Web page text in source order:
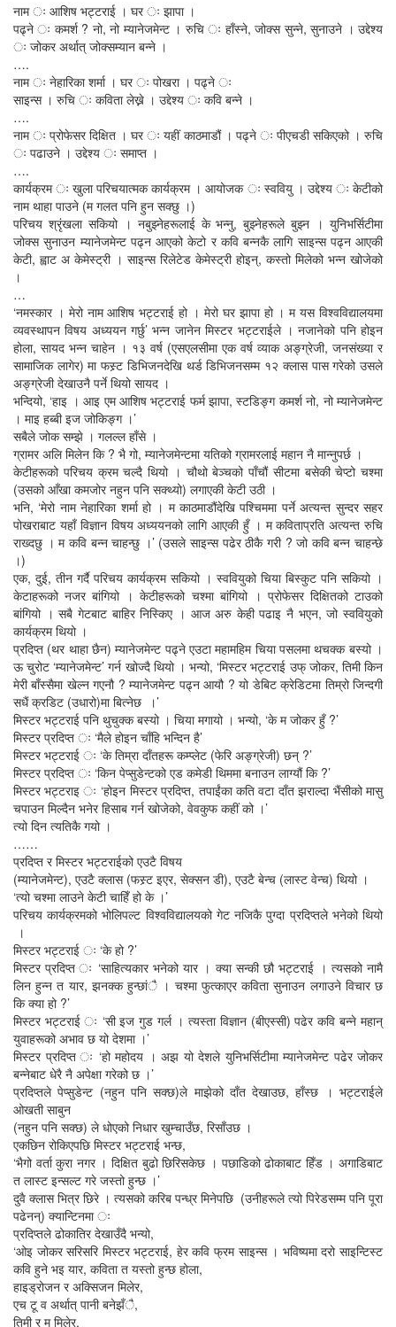
नाम ः आशिष भट्टराई । घर ः झापा ।
पढ्ने ः कमर्श ? नो, नो म्यानेजमेन्ट । रुचि ः हाँस्ने, जोक्स सुन्ने, सुनाउने । उद्देश्य
ः जोकर अर्थात् जोक्सम्यान बन्ने ।
….
नाम ः नेहारिका शर्मा । घर ः पोखरा । पढ्ने ः
साइन्स । रुचि ः कविता लेख्ने । उद्देश्य ः कवि बन्ने ।
….
नाम ः प्रोफेसर दिक्षित । घर ः यहीं काठमाडौं । पढ्ने ः पीएचडी सकिएको । रुचि
ः पढाउने । उद्देश्य ः समाप्त ।
….
कार्यक्रम ः खुला परिचयात्मक कार्यक्रम । आयोजक ः स्ववियु । उद्देश्य ः केटीको
नाम थाहा पाउने (म गलत पनि हुन सक्छु ।)
परिचय श्रृंखला सकियो । नबुझ्नेहरूलाई के भन्नु, बुझ्नेहरूले बुझ्न । युनिभर्सिटीमा
जोक्स सुनाउन म्यानेजमेन्ट पढ्न आएको केटो र कवि बन्नकै लागि साइन्स पढ्न आएकी
केटी, ह्वाट अ केमेस्ट्री । साइन्स रिलेटेड केमेस्ट्री होइन्, कस्तो मिलेको भन्न खोजेको
।
…
‘नमस्कार । मेरो नाम आशिष भट्टराई हो । मेरो घर झापा हो । म यस विश्वविद्यालयमा
व्यवस्थापन विषय अध्ययन गर्छु’ भन्न जानेन मिस्टर भट्टराईले । नजानेको पनि होइन
होला, सायद भन्न चाहेन । १३ वर्ष (एसएलसीमा एक वर्ष व्याक अङ्ग्रेजी, जनसंख्या र
सामाजिक लागेर) मा फस्र्ट डिभिजनदेखि थर्ड डिभिजनसम्म १२ क्लास पास गरेको उसले
अङ्ग्रेजी देखाउनै पर्ने थियो सायद ।
भन्दियो, ‘हाइ । आइ एम आशिष भट्टराई फर्म झापा, स्टडिङ्ग कमर्श नो, नो म्यानेजमेन्ट
। माइ हब्बी इज जोकिङ्ग ।’
सबैले जोक सम्झे । गलल्ल हाँसे ।
ग्रामर अलि मिलेन कि ? भै गो, म्यानेजमेन्टमा यतिको ग्रामरलाई महान नै मान्नुपर्छ ।
केटीहरूको परिचय क्रम चल्दै थियो । चौथो बेञ्चको पाँचौं सीटमा बसेकी चेप्टो चश्मा
(उसको आँखा कमजोर नहुन पनि सक्थ्यो) लगाएकी केटी उठी ।
भनि, ‘मेरो नाम नेहारिका शर्मा हो । म काठमाडौंदेखि पश्चिममा पर्ने अत्यन्त सुन्दर सहर
पोखराबाट यहाँ विज्ञान विषय अध्ययनको लागि आएकी हुँ । म कविताप्रति अत्यन्त रुचि
राख्दछु । म कवि बन्न चाहन्छु ।’ (उसले साइन्स पढेर ठीकै गरी ? जो कवि बन्न चाहन्छे
।)
एक, दुई, तीन गर्दै परिचय कार्यक्रम सकियो । स्ववियुको चिया बिस्कुट पनि सकियो ।
केटाहरूको नजर बांगियो । केटीहरूको चश्मा बांगियो । प्रोफेसर दिक्षितको टाउको
बांगियो । सबै गेटबाट बाहिर निस्किए । आज अरु केही पढाइ नै भएन, जो स्ववियुको
कार्यक्रम थियो ।
प्रदिप्त (थर थाहा छैन) म्यानेजमेन्ट पढ्ने एउटा महामहिम चिया पसलमा थचक्क बस्यो ।
ऊ चुरोट ‘म्यानेजमेन्ट’ गर्न खोज्दै थियो । भन्यो, ‘मिस्टर भट्टराई उफ् जोकर, तिमी किन
मेरी बाँस्सैमा खेल्न गएनौ ? म्यानेजमेन्ट पढ्न आयौ ? यो डेबिट क्रेडिटमा तिम्रो जिन्दगी
सधैं क्रडिट (उधारो)मा बित्नेछ ।’
मिस्टर भट्टराई पनि थुचुक्क बस्यो । चिया मगायो । भन्यो, ‘के म जोकर हुँ ?’
मिस्टर प्रदिप्त ः ‘मैले होइन चाँहि भन्दिन है’
मिस्टर भट्टराई ः ‘के तिम्रा दाँतहरू कम्प्लेट (फेरि अङ्ग्रेजी) छन् ?’
मिस्टर प्रदिप्त ः ‘किन पेप्सुडेन्टको एड कमेडी थिममा बनाउन लाग्यौं कि ?’
मिस्टर भट्टराइ ः ‘होइन मिस्टर प्रदिप्त, तपाईंका कति वटा दाँत झराल्दा भैंसीको मासु
चपाउन मिल्दैन भनेर हिसाब गर्न खोजेको, वेवकुफ कहीं को ।’
त्यो दिन त्यतिकै गयो ।
……
प्रदिप्त र मिस्टर भट्टराईको एउटै विषय
(म्यानेजमेन्ट), एउटै क्लास (फस्र्ट इएर, सेक्सन डी), एउटै बेन्च (लास्ट वेन्च) थियो ।
‘त्यो चश्मा लाउने केटी चाहिँ हो के ।’
परिचय कार्यक्रमको भोलिपल्ट विश्वविद्यालयको गेट नजिकै पुग्दा प्रदिप्तले भनेको थियो
।
मिस्टर भट्टराई ः ‘के हो ?’
मिस्टर प्रदिप्त ः ‘साहित्यकार भनेको यार । क्या सन्की छौ भट्टराई । त्यसको नामै
लिन हुन्न त यार, झनक्क हुन्छांै । चश्मा फुत्काएर कविता सुनाउन लगाउने विचार छ
कि क्या हो ?’
मिस्टर भट्टराई ः ‘सी इज गुड गर्ल । त्यस्ता विज्ञान (बीएस्सी) पढेर कवि बन्ने महान्
युवाहरूको अभाव छ यो देशमा ।’
मिस्टर प्रदिप्त ः ‘हो महोदय । अझ यो देशले युनिभर्सिटीमा म्यानेजमेन्ट पढेर जोकर
बन्नेबाट धेरै नै अपेक्षा गरेको छ ।’
प्रदिप्तले पेप्सुडेन्ट (नहुन पनि सक्छ)ले माझेको दाँत देखाउछ, हाँस्छ । भट्टराईले
ओखती साबुन
(नहुन पनि सक्छ) ले धोएको निधार खुम्चाउँछ, रिसाँउछ ।
एकछिन रोकिएपछि मिस्टर भट्टराई भन्छ,
‘भैगो वर्ता कुरा नगर । दिक्षित बुढो छिरिसकेछ । पछाडिको ढोकाबाट हिँड । अगाडिबाट
त लास्ट इन्सल्ट गरे जस्तो हुन्छ ।’
दुवै क्लास भित्र छिरे । त्यसको करिब पन्ध्र मिनेपछि (उनीहरूले त्यो पिरेडसम्म पनि पूरा
पढेनन्) क्यान्टिनमा ः
प्रदिप्तले ढोकातिर देखाउँदै भन्यो,
‘ओइ जोकर सरिसरि मिस्टर भट्टराई, हेर कवि फ्रम साइन्स । भविष्यमा दरो साइन्टिस्ट
कवि हुने भइ यार, कविता त यस्तो हुन्छ होला,
हाइड्रोजन र अक्सिजन मिलेर,
एच टू व अर्थात् पानी बनेझँै,
तिमी र म मिलेर,